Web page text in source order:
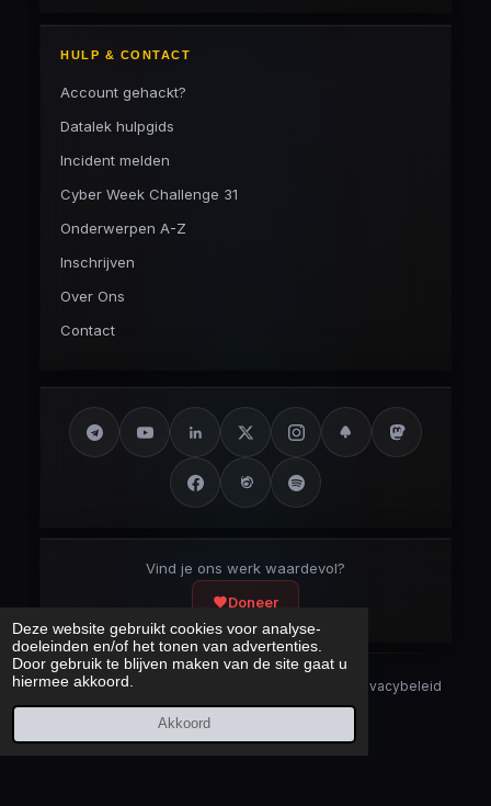
Deze website gebruikt cookies voor analyse-
doeleinden en/of het tonen van advertenties.
Door gebruik te blijven maken van de site gaat u
hiermee akkoord.
Akkoord
HULP & CONTACT
Account gehackt?
Datalek hulpgids
Incident melden
Cyber Week Challenge 31
Onderwerpen A-Z
Inschrijven
Over Ons
Contact
Vind je ons werk waardevol?
Doneer
Security Disclaimer
Privacybeleid
CookieverklaringSitemap
Laatst bijgewerkt: